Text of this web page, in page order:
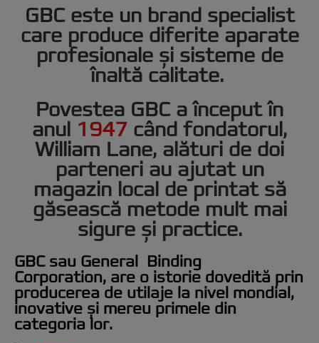
GBC este un brand specialist
care produce diferite aparate
profesionale și sisteme de
înaltă calitate.
Povestea GBC a început în
anul 1947 când fondatorul,
William Lane, alături de doi
parteneri au ajutat un
magazin local de printat să
găsească metode mult mai
sigure și practice.
GBC sau General Binding
Corporation, are o istorie dovedită prin
producerea de utilaje la nivel mondial,
inovative și mereu primele din
categoria lor.